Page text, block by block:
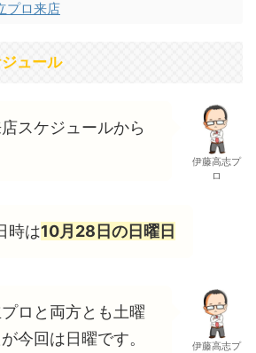
プロ来店
ュール
スケジュールから
伊藤高志プ
ロ
時は10月28日の日曜日
ロと両方とも土曜
今回は日曜です。
伊藤高志プ